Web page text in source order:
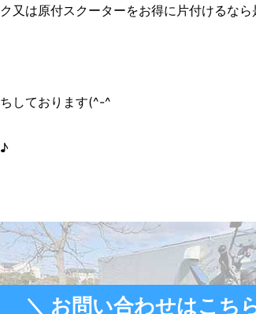
又は原付スクーターをお得に片付けるな
しております(^-^ゞ
＼ お問い合わせはこち